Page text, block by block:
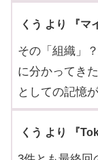
くう より 『マ
その「組織」
に分かってき
としての記憶
くう より 『